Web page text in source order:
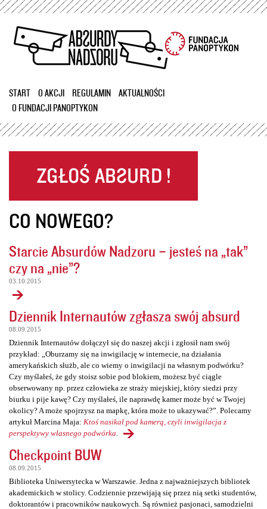
Przejdź
treści
START O AKCJI REGULAMIN
AKTUALNOŚCI
O FUNDACJI PANOPTYKON
CO NOWEGO?
Starcie Absurdów Nadzoru – jesteś na „tak”
czy na „nie”?
03.10.2015
Dziennik Internautów zgłasza swój absurd
08.09.2015
Dziennik Internautów dołączył się do naszej akcji i zgłosił nam swój
przykład: „Oburzamy się na inwigilację w internecie, na działania
amerykańskich służb, ale co wiemy o inwigilacji na własnym podwórku?
Czy myślałeś, że gdy stoisz sobie pod blokiem, możesz być ciągle
obserwowany np. przez człowieka ze straży miejskiej, który siedzi przy
biurku i pije kawę? Czy myślałeś, ile naprawdę kamer może być w Twojej
okolicy? A może spojrzysz na mapkę, która może to ukazywać?”. Polecamy
artykuł Marcina Maja: Ktoś nasikał pod kamerą, czyli inwigilacja z
perspektywy własnego podwórka
Checkpoint BUW
08.09.2015
Biblioteka Uniwersytecka w Warszawie. Jedna z najważniejszych bibliotek
akademickich w stolicy. Codziennie przewijają się przez nią setki studentów,
doktorantów i pracowników naukowych. Są również pasjonaci, samodzielni